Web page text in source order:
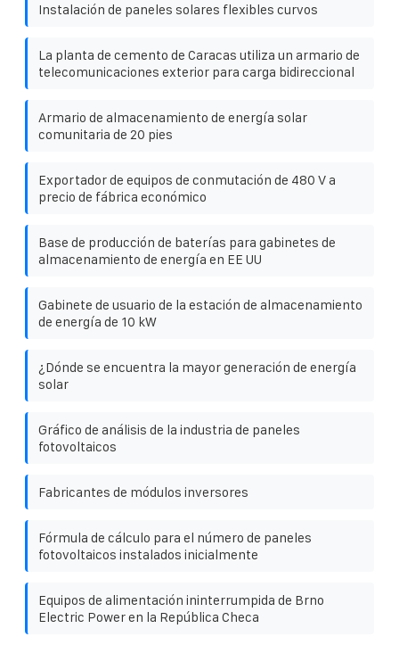
Instalación de paneles solares flexibles curvos
La planta de cemento de Caracas utiliza un armario de
telecomunicaciones exterior para carga bidireccional
Armario de almacenamiento de energía solar
comunitaria de 20 pies
Exportador de equipos de conmutación de 480 V a
precio de fábrica económico
Base de producción de baterías para gabinetes de
almacenamiento de energía en EE UU
Gabinete de usuario de la estación de almacenamiento
de energía de 10 kW
¿Dónde se encuentra la mayor generación de energía
solar
Gráfico de análisis de la industria de paneles
fotovoltaicos
Fabricantes de módulos inversores
Fórmula de cálculo para el número de paneles
fotovoltaicos instalados inicialmente
Equipos de alimentación ininterrumpida de Brno
Electric Power en la República Checa